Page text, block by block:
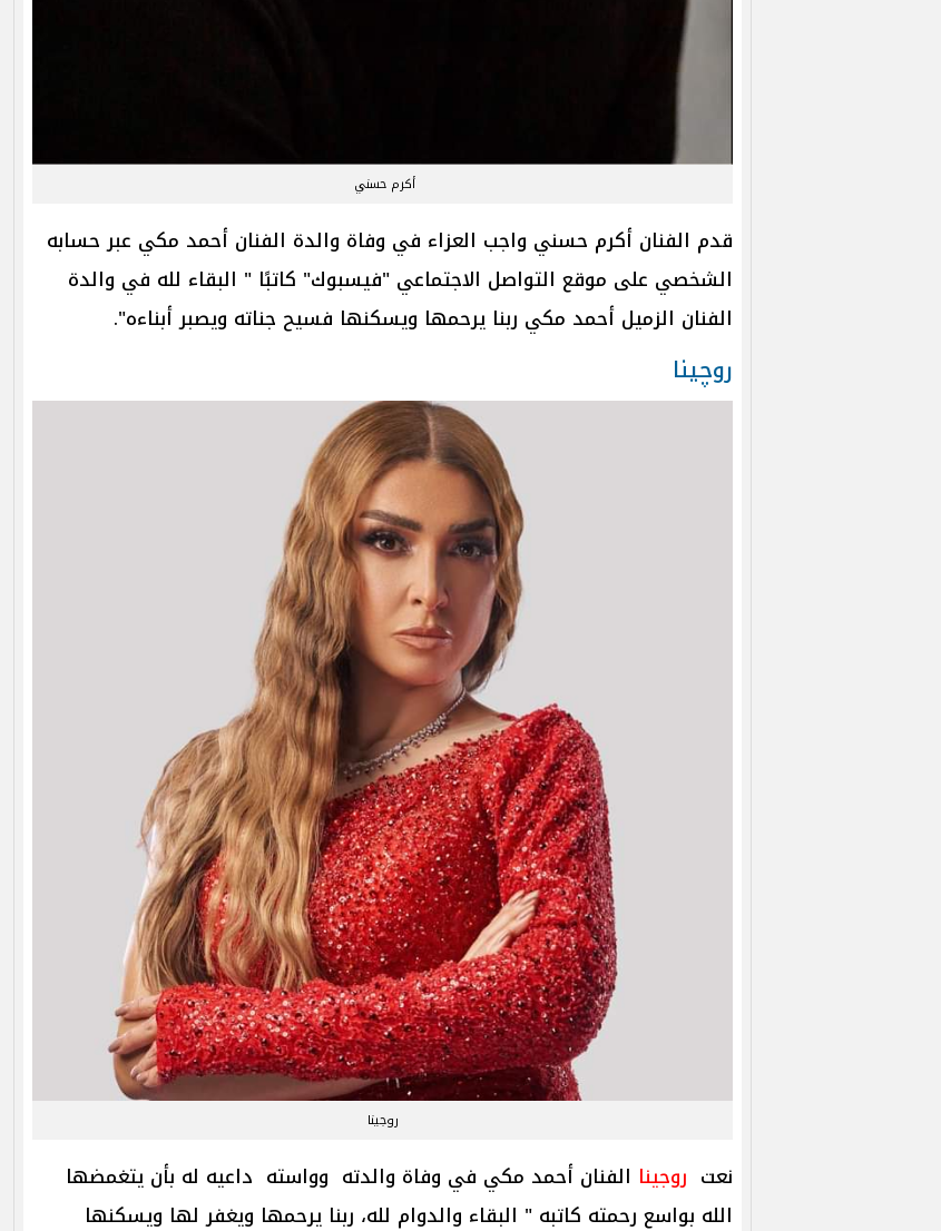
أكرم حسني
قدم الفنان أكرم حسني واجب العزاء في وفاة والدة الفنان أحمد مكي عبر حسابه
الشخصي على موقع التواصل الاجتماعي "فيسبوك" كاتبًا " البقاء لله في والدة
الفنان الزميل أحمد مكي ربنا يرحمها ويسكنها فسيح جناته ويصبر أبناءه".
روچينا
روجينا
نعت روجينا الفنان أحمد مكي في وفاة والدته وواسته داعيه له بأن يتغمضها
الله بواسع رحمته كاتبه " البقاء والدوام لله، ربنا يرحمها ويغفر لها ويسكنها